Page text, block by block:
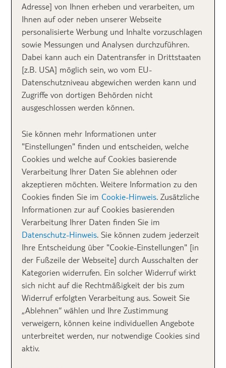
Inhalt
1. Elegante
Wohlfühloase in
Österreich
gemütliche Ferienhaus
in Saalbach in
bietet Platz für 9 Personen und liegt in
der direkten Umgebung von tollen Skigebieten, wie
zum Beispiel Saalbach-Hinterglemm oder dem
Wintersportort Kitzbühel
. Gerade wenn ihr euch den
ganzen Tag auf den Pisten ausgetobt habt und
eventuell den einen oder anderen Sturz einkassieren
musstet, könnt ihr euch mit einem entspannenden
Adresse] von Ihnen erheben und verarbeiten, um
Ihnen auf oder neben unserer Webseite
personalisierte Werbung und Inhalte vorzuschlagen
sowie Messungen und Analysen durchzuführen.
Dabei kann auch ein Datentransfer in Drittstaaten
[z.B. USA] möglich sein, wo vom EU-
Datenschutzniveau abgewichen werden kann und
Zugriffe von dortigen Behörden nicht
ausgeschlossen werden können.
Sie können mehr Informationen unter
"Einstellungen" finden und entscheiden, welche
Cookies und welche auf Cookies basierende
Verarbeitung Ihrer Daten Sie ablehnen oder
akzeptieren möchten. Weitere Information zu den
Cookies finden Sie im Cookie-Hinweis. Zusätzliche
Informationen zur auf Cookies basierenden
Verarbeitung Ihrer Daten finden Sie im
Datenschutz-Hinweis. Sie können zudem jederzeit
Ihre Entscheidung über "Cookie-Einstellungen" [in
der Fußzeile der Webseite] durch Ausschalten der
Kategorien widerrufen. Ein solcher Widerruf wirkt
sich nicht auf die Rechtmäßigkeit der bis zum
Widerruf erfolgten Verarbeitung aus. Soweit Sie
„Ablehnen“ wählen und Ihre Zustimmung
verweigern, können keine individuellen Angebote
unterbreitet werden, nur notwendige Cookies sind
aktiv.